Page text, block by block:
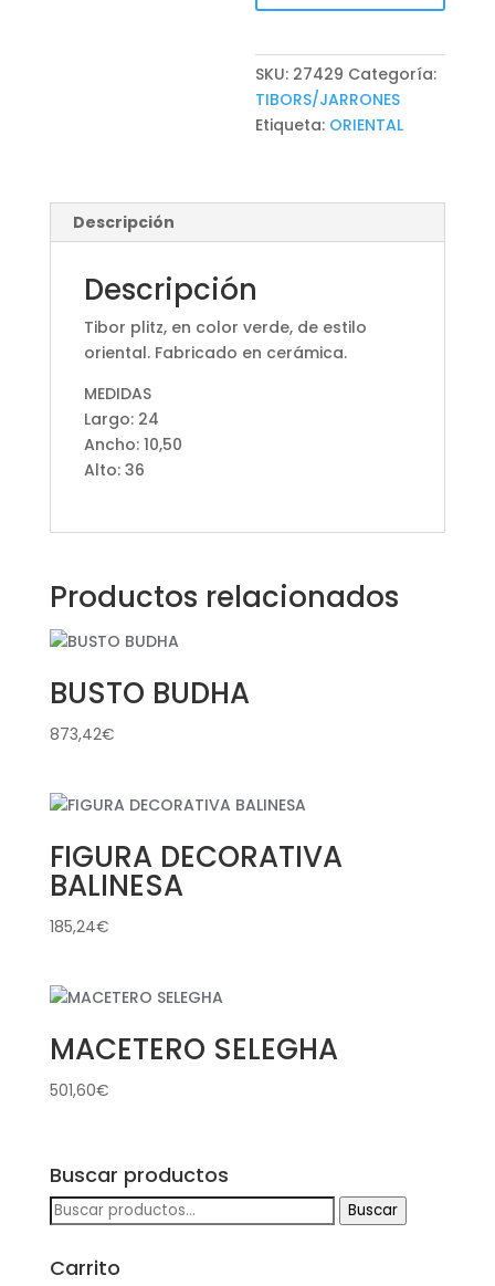
SKU: 27429 Categoría:
TIBORS/JARRONES
Etiqueta: ORIENTAL
Descripción
Descripción
Tibor plitz, en color verde, de estilo
oriental. Fabricado en cerámica.
MEDIDAS
Largo: 24
Ancho: 10,50
Alto: 36
Productos relacionados
BUSTO BUDHA
873,42€
FIGURA DECORATIVA
BALINESA
185,24€
MACETERO SELEGHA
501,60€
Buscar productos
Buscar
por:
Buscar
Carrito